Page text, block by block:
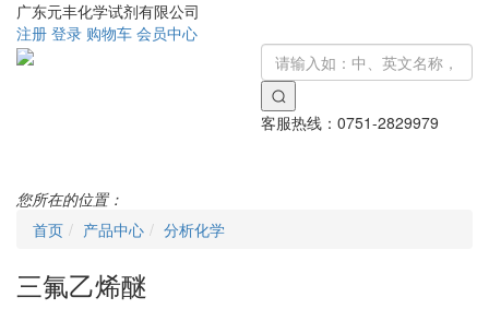
广东元丰化学试剂有限公司
注册 登录 购物车 会员中心
客服热线： 0751-2829979
您所在的位置：
首页
产品中心 分析化学
三氟乙烯醚